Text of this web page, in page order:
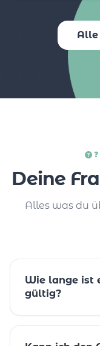
Alle
Deine
Alles was du
Wie lange ist
gültig?